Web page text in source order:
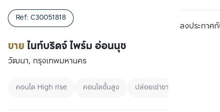
ลงประกาศกั
ขายไนท์บริดจ์ ไพร์ม อ่อนนุช
Ref: C30051818
วัฒนา, กรุงเทพมหานคร
คอนโด High rise คอนโดชั้นสูง ปล่อยเช่าชาวต่างชาติ
เปรียบเทียบ